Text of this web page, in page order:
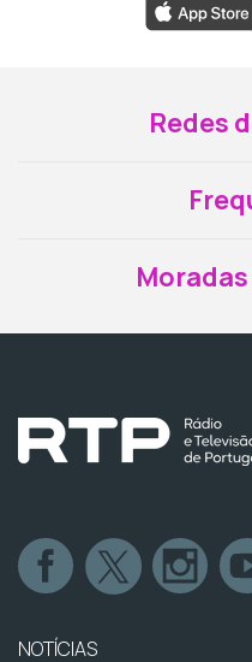
Redes
NOTÍCIAS